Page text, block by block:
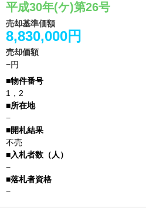
平成30年(ケ)第26号
売却基準価額
8,830,000円
売却価額
−円
1，2
−
不売
−
−